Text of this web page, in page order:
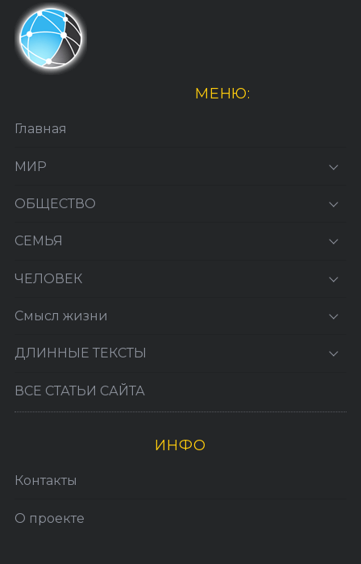
МЕНЮ:
Главная
МИР
ОБЩЕСТВО
СЕМЬЯ
ЧЕЛОВЕК
Смысл жизни
ДЛИННЫЕ ТЕКСТЫ
ВСЕ СТАТЬИ САЙТА
ИНФО
Контакты
О проекте